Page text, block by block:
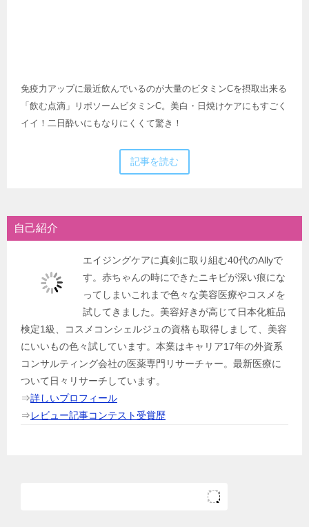
免疫力アップに最近飲んでいるのが大量のビタミンCを摂取出来る
「飲む点滴」リポソームビタミンC。美白・日焼けケアにもすごく
イイ！二日酔いにもなりにくくて驚き！
記事を読む
自己紹介
エイジングケアに真剣に取り組む40代のAllyで
す。赤ちゃんの時にできたニキビが深い痕にな
ってしまいこれまで色々な美容医療やコスメを
試してきました。美容好きが高じて日本化粧品
検定1級、コスメコンシェルジュの資格も取得しまして、美容
にいいもの色々試しています。本業はキャリア17年の外資系
コンサルティング会社の医薬専門リサーチャー。最新医療に
ついて日々リサーチしています。
⇒詳しいプロフィール
⇒レビュー記事コンテスト受賞歴